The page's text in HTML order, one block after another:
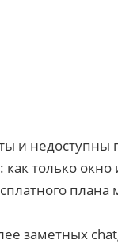
и недоступны
только окно
плана
заметных